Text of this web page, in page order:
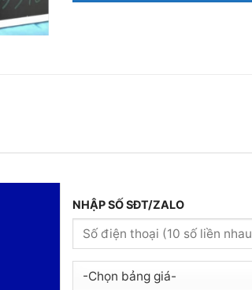
NHẬP SỐ SĐT/ZALO